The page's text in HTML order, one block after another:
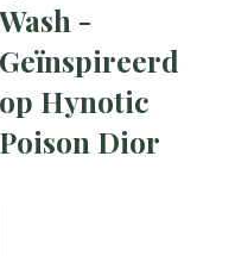
Wash -
Geïnspireerd
op Hynotic
Poison Dior